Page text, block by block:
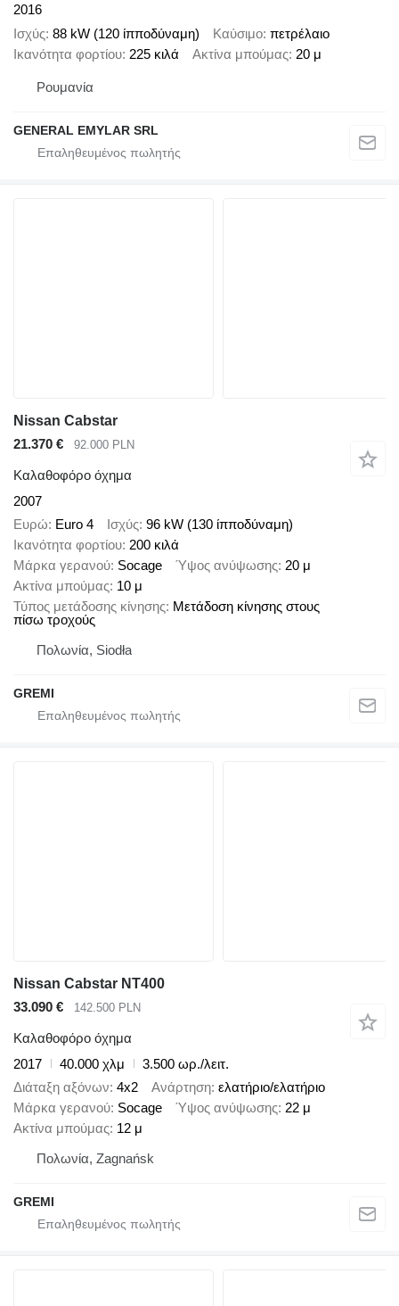
2016
Ισχύς 88 kW (120 ίπποδύναμη) Καύσιμο πετρέλαιο
Ικανότητα φορτίου 225 κιλά Ακτίνα μπούμας 20 μ
Ρουμανία
GENERAL EMYLAR SRL
Nissan Cabstar
21.370 €
92.000 PLN
Καλαθοφόρο όχημα
2007
Ευρώ Euro 4 Ισχύς 96 kW (130 ίπποδύναμη)
Ικανότητα φορτίου 200 κιλά
Μάρκα γερανού Socage Ύψος ανύψωσης 20 μ
Ακτίνα μπούμας 10 μ
Τύπος μετάδοσης κίνησης Μετάδοση κίνησης στους
πίσω τροχούς
Πολωνία, Siodła
GREMI
Nissan Cabstar NT400
33.090 €
142.500 PLN
Καλαθοφόρο όχημα
2017
40.000 χλμ
3.500 ωρ./λειτ.
Διάταξη αξόνων 4x2 Ανάρτηση ελατήριο/ελατήριο
Μάρκα γερανού Socage Ύψος ανύψωσης 22 μ
Ακτίνα μπούμας 12 μ
Πολωνία, Zagnańsk
GREMI